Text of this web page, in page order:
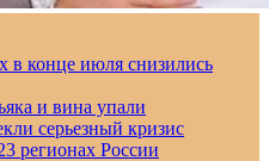
в конце июля снизились
и вина упали
серьезный кризис
регионах России